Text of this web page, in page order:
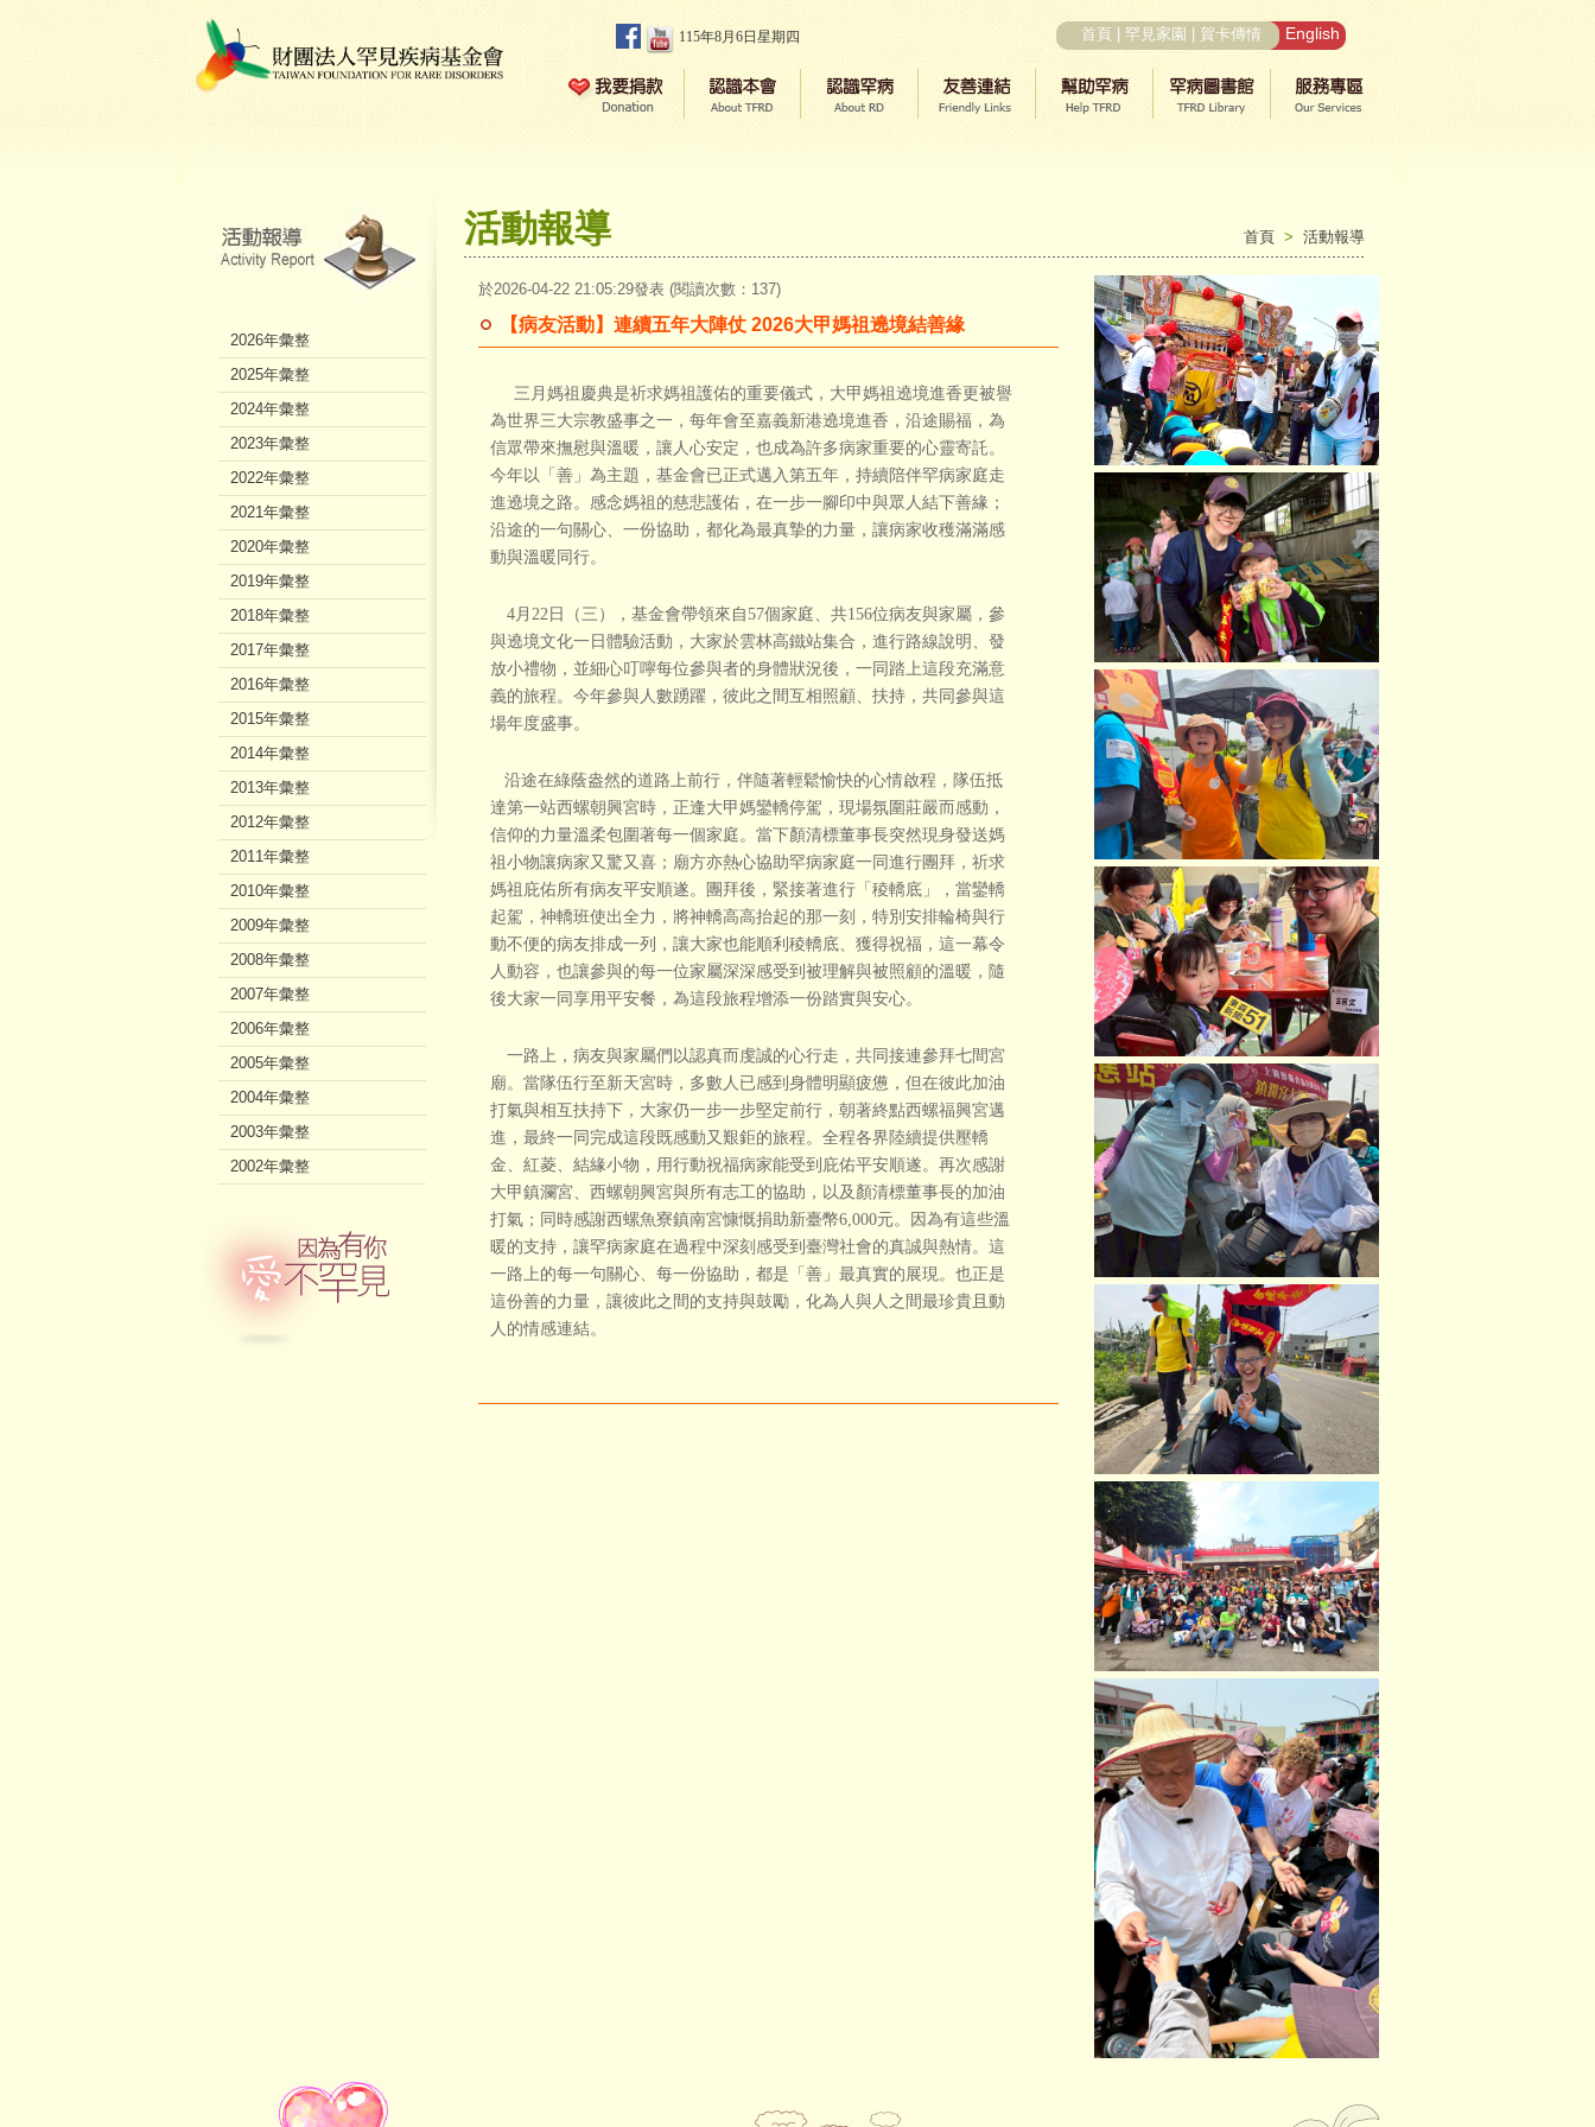
115年8月6日星期四 首頁 罕見家園 賀卡傳情 English
活動報導 首頁 > 活動報導
於2026-04-22 21:05:29發表 (閱讀次數：137)
【病友活動】連續五年大陣仗 2026大甲媽祖遶境結善緣
三月媽祖慶典是祈求媽祖護佑的重要儀式，大甲媽祖遶境進香更被譽
為世界三大宗教盛事之一，每年會至嘉義新港遶境進香，沿途賜福，為
信眾帶來撫慰與溫暖，讓人心安定，也成為許多病家重要的心靈寄託。
今年以「善」為主題，基金會已正式邁入第五年，持續陪伴罕病家庭走
進遶境之路。感念媽祖的慈悲護佑，在一步一腳印中與眾人結下善緣；
沿途的一句關心、一份協助，都化為最真摯的力量，讓病家收穫滿滿感
動與溫暖同行。
4月22日（三），基金會帶領來自57個家庭、共156位病友與家屬，參
與遶境文化一日體驗活動，大家於雲林高鐵站集合，進行路線說明、發
放小禮物，並細心叮嚀每位參與者的身體狀況後，一同踏上這段充滿意
義的旅程。今年參與人數踴躍，彼此之間互相照顧、扶持，共同參與這
場年度盛事。
沿途在綠蔭盎然的道路上前行，伴隨著輕鬆愉快的心情啟程，隊伍抵
達第一站西螺朝興宮時，正逢大甲媽鑾轎停駕，現場氛圍莊嚴而感動，
信仰的力量溫柔包圍著每一個家庭。當下顏清標董事長突然現身發送媽
祖小物讓病家又驚又喜；廟方亦熱心協助罕病家庭一同進行團拜，祈求
媽祖庇佑所有病友平安順遂。團拜後，緊接著進行「稜轎底」，當鑾轎
起駕，神轎班使出全力，將神轎高高抬起的那一刻，特別安排輪椅與行
動不便的病友排成一列，讓大家也能順利稜轎底、獲得祝福，這一幕令
人動容，也讓參與的每一位家屬深深感受到被理解與被照顧的溫暖，隨
後大家一同享用平安餐，為這段旅程增添一份踏實與安心。
一路上，病友與家屬們以認真而虔誠的心行走，共同接連參拜七間宮
廟。當隊伍行至新天宮時，多數人已感到身體明顯疲憊，但在彼此加油
打氣與相互扶持下，大家仍一步一步堅定前行，朝著終點西螺福興宮邁
進，最終一同完成這段既感動又艱鉅的旅程。全程各界陸續提供壓轎
金、紅菱、結緣小物，用行動祝福病家能受到庇佑平安順遂。 再次感謝
大甲鎮瀾宮、西螺朝興宮與所有志工的協助，以及顏清標董事長的加油
打氣；同時感謝西螺魚寮鎮南宮慷慨捐助新臺幣6,000元。因為有這些溫
暖的支持，讓罕病家庭在過程中深刻感受到臺灣社會的真誠與熱情。這
一路上的每一句關心、每一份協助，都是「善」最真實的展現。也正是
這份善的力量，讓彼此之間的支持與鼓勵，化為人與人之間最珍貴且動
人的情感連結。
2026年彙整
2025年彙整
2024年彙整
2023年彙整
2022年彙整
2021年彙整
2020年彙整
2019年彙整
2018年彙整
2017年彙整
2016年彙整
2015年彙整
2014年彙整
2013年彙整
2012年彙整
2011年彙整
2010年彙整
2009年彙整
2008年彙整
2007年彙整
2006年彙整
2005年彙整
2004年彙整
2003年彙整
2002年彙整